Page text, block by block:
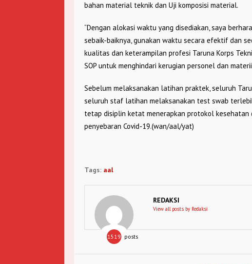
bahan material teknik dan Uji komposisi material.
“Dengan alokasi waktu yang disediakan, saya
sebaik-baiknya, gunakan waktu secara efektif dan
kualitas dan keterampilan profesi Taruna Korps
SOP untuk menghindari kerugian personel dan
Sebelum melaksanakan latihan praktek, seluruh
seluruh staf latihan melaksanakan test swab
tetap disiplin ketat menerapkan protokol kesehatan
penyebaran Covid-19.(wan/aal/yat)
Tags: aal
1519 posts
REDAKSI
View all posts by Redaksi